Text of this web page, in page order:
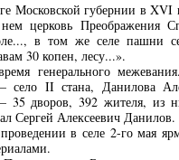
Московской губернии в XVI
церковь Преображения
в том же селе пашни
30 копен, лесу...».
генерального
II стана, Данилова
35 дворов, 392 жителя, из
Сергей Алексеевич Данилов.
в селе 2-го мая